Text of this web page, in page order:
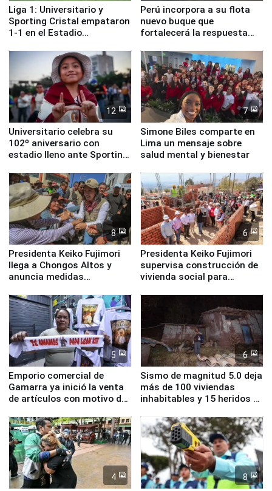
Liga 1: Universitario y
Sporting Cristal empataron
1-1 en el Estadio
Perú incorpora a su flota
nuevo buque que
fortalecerá la respuesta
12
Universitario celebra su
102º aniversario con
estadio lleno ante Sporting
7
Simone Biles comparte en
Lima un mensaje sobre
salud mental y bienestar
8
Presidenta Keiko Fujimori
llega a Chongos Altos y
anuncia medidas
educación, salud y empleo
6
Presidenta Keiko Fujimori
supervisa construcción de
vivienda social para
5
Emporio comercial de
Gamarra ya inició la venta
de artículos con motivo de
6
Sismo de magnitud 5.0 deja
más de 100 viviendas
inhabitables y 15 heridos en
4 8